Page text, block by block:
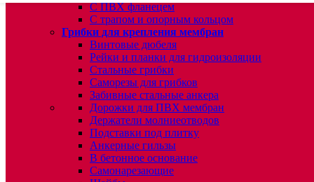
С ПВХ фланецем
С трапом и опорным кольцом
Грибки для крепления мембран
Винтовые дюбеля
Рейки и планки для гидроизоляции
Стальные грибки
Саморезы для грибков
Забивные стальные анкера
Дорожки для ПВХ мембран
Держатели молниеотводов
Подставки под плитку
Анкерные гильзы
В бетонное основание
Самонарезающие